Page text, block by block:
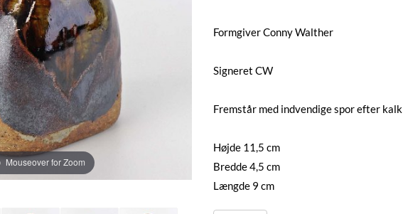
Mouseover for Zoom
Formgiver Conny Walther
Signeret CW
Fremstår med indvendige spor efter kalk
Højde 11,5 cm
Bredde 4,5 cm
Længde 9 cm